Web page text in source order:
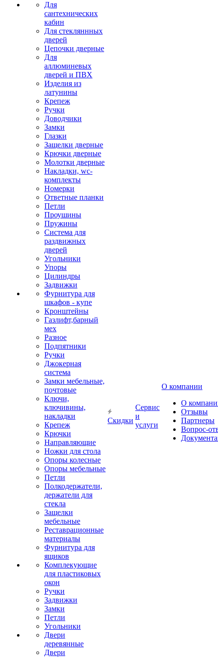
Для
сантехнических
кабин
Для стекляннных
дверей
Цепочки дверные
Для
аллюминевых
дверей и ПВХ
Изделия из
латунины
Крепеж
Ручки
Доводчики
Замки
Глазки
Защелки дверные
Крючки дверные
Молотки дверные
Накладки, wc-
комплекты
Номерки
Ответные планки
Петли
Проушины
Пружины
Система для
раздвижных
дверей
Угольники
Упоры
Цилиндры
Задвижки
Фурнитура для
шкафов - купе
Кронштейны
Газлифт,барный
мех
Разное
Подпятники
Ручки
Джокерная
система
Замки мебельные,
почтовые
Ключи,
ключивины,
накладки
Крепеж
Крючки
Направляющие
Ножки для стола
Опоры колесные
Опоры мебельные
Петли
Полкодержатели,
держатели для
стекла
Защелки
мебельные
Реставрационные
материалы
Фурнитура для
ящиков
Комплекующие
для пластиковых
окон
Ручки
Задвижки
Замки
Петли
Угольники
Двери
деревянные
Двери
Скидки
Сервис
и
услуги
О компании
О
Отзывы
Партнеры
Вопрос-